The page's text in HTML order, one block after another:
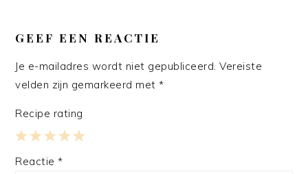
INTERACTIES
GEEF EEN REACTIE
Je e-mailadres wordt niet gepubliceerd. Vereiste
velden zijn gemarkeerd met*
Recipe rating
4
3
2
1
Reactie*